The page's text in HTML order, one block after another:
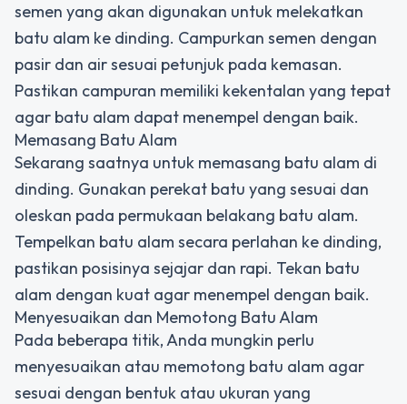
semen yang akan digunakan untuk melekatkan
batu alam ke dinding. Campurkan semen dengan
pasir dan air sesuai petunjuk pada kemasan.
Pastikan campuran memiliki kekentalan yang tepat
agar batu alam dapat menempel dengan baik.
Memasang Batu Alam
Sekarang saatnya untuk memasang batu alam di
dinding. Gunakan perekat batu yang sesuai dan
oleskan pada permukaan belakang batu alam.
Tempelkan batu alam secara perlahan ke dinding,
pastikan posisinya sejajar dan rapi. Tekan batu
alam dengan kuat agar menempel dengan baik.
Menyesuaikan dan Memotong Batu Alam
Pada beberapa titik, Anda mungkin perlu
menyesuaikan atau memotong batu alam agar
sesuai dengan bentuk atau ukuran yang